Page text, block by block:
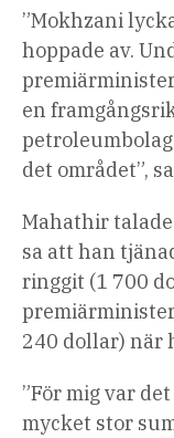
”Mokhzani
hoppade av.
en
det området”,
Mahathir
sa att han
ringgit (1 700
240 dollar) när
”För mig var
mycket stor